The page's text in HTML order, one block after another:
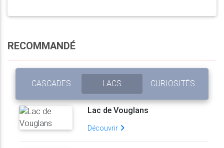
RECOMMANDÉ
CASCADES LACS CURIOSITÉS
Lac de Vouglans
Découvrir